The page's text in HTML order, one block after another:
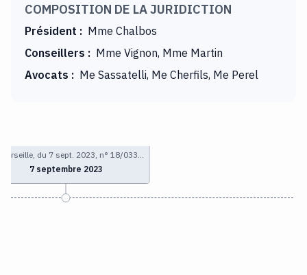
COMPOSITION DE LA JURIDICTION
Président : Mme Chalbos
Conseillers : Mme Vignon, Mme Martin
Avocats : Me Sassatelli, Me Cherfils, Me Perel
du 7 sept. 2023, n° 18/033…
7 septembre 2023